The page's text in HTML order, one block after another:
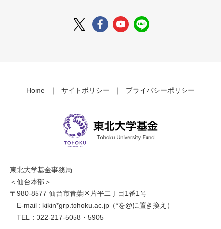
Home サイトポリシー プライバシーポリシー
東北大学基金事務局
＜仙台本部＞
〒980-8577 仙台市青葉区片平二丁目1番1号
E-mail : kikin*grp.tohoku.ac.jp（*を@に置き換え）
TEL：022-217-5058・5905